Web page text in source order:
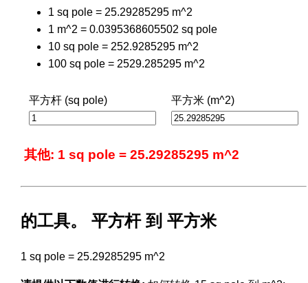
1 sq pole = 25.29285295 m^2
1 m^2 = 0.0395368605502 sq pole
10 sq pole = 252.9285295 m^2
100 sq pole = 2529.285295 m^2
平方杆 (sq pole) 平方米 (m^2)
其他: 1 sq pole = 25.29285295 m^2
的工具。 平方杆 到 平方米
1 sq pole = 25.29285295 m^2